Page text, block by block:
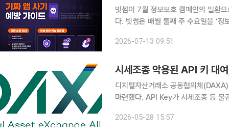
빗썸이 7월 정보보호 캠페인의 일환
다. 빗썸은 매월 둘째 주 수요일을 ‘정보보호의 날’로 지정하고 고객과 임직원을 대상으로 정기적인
어, 초기에는 정상적으로 작동하다가
2026-07-13 09:51
시세조종 악용된 API 키 대
디지털자산거래소 공동협의체
마련했다. API Key가 시세조종 등 불
이용자의 API Key 부당대여 행위 방
2026-05-28 15:57